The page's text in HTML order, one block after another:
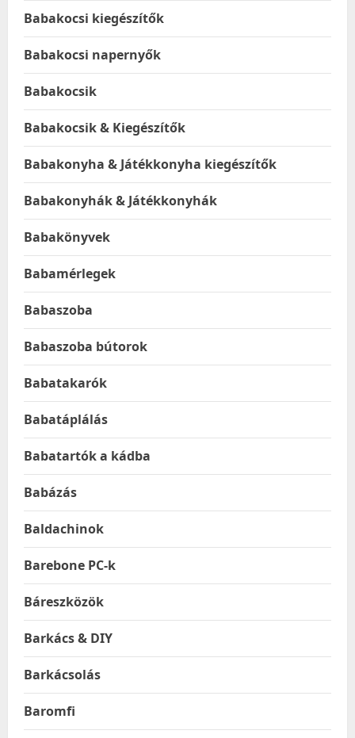
Babakocsi kiegészítők
Babakocsi napernyők
Babakocsik
Babakocsik & Kiegészítők
Babakonyha & Játékkonyha kiegészítők
Babakonyhák & Játékkonyhák
Babakönyvek
Babamérlegek
Babaszoba
Babaszoba bútorok
Babatakarók
Babatáplálás
Babatartók a kádba
Babázás
Baldachinok
Barebone PC-k
Báreszközök
Barkács & DIY
Barkácsolás
Baromfi